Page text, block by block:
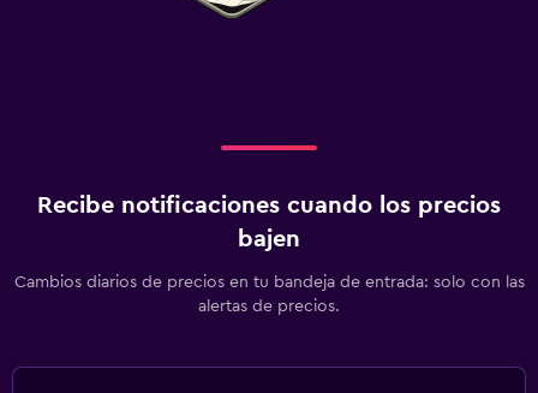
Recibe notificaciones cuando los precios
bajen
Cambios diarios de precios en tu bandeja de entrada: solo con las
alertas de precios.